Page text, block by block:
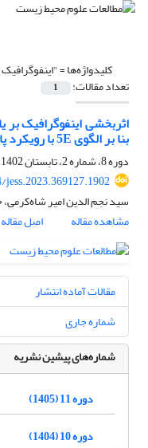
کلیدواژه‌ها ="اینفوگرافیک
تعداد مقالات: 1
اثربخشی اینفوگرافیک
بنا بر الگوی 5E با رویکرد پایداری محیط زیست
دوره 8، شماره 2، تابستان 1402، صفحه
jess.2023.369127.1902
سید نجم الدین امیر
مشاهده مقاله
اصل مقاله
مقالات آماده انتشار
شماره جاری
شماره‌های پیشین نشریه
دوره 11 (1405)
دوره 10 (1404)